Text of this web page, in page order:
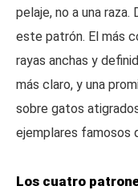
pelaje, no a una
este patrón. El más
rayas anchas y
más claro, y una
sobre gatos
ejemplares famosos
Los cuatro